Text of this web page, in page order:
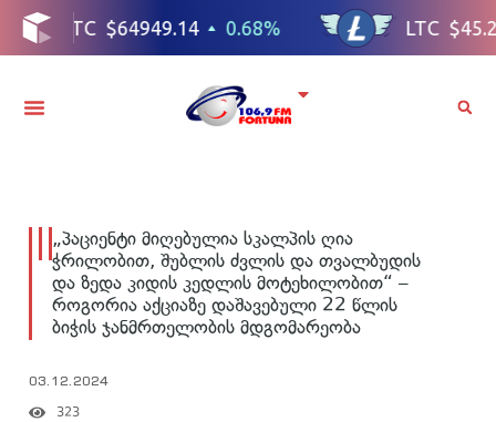
„პაციენტი მიღებულია სკალპის ღია
ჭრილობით, შუბლის ძვლის და თვალბუდის
და ზედა კიდის კედლის მოტეხილობით“ –
როგორია აქციაზე დაშავებული 22 წლის
ბიჭის ჯანმრთელობის მდგომარეობა
03.12.2024
323